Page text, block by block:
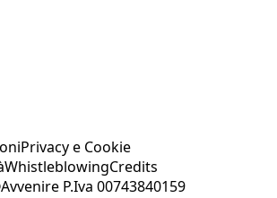
Privacy e Cookie
WhistleblowingCredits
P.Iva 00743840159